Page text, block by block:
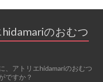
のおむつ
、アトリエhidamariのおむつ
ですか？